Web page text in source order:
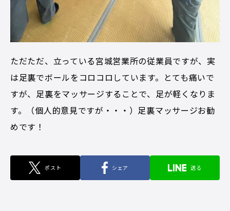
ただただ、立っている宮城営業所の従業員ですが、実
は足裏でボールをコロコロしています。とても痛いで
すが、足裏をマッサージすることで、足が軽くなりま
す。（個人的意見ですが・・・）足裏マッサージお勧
めです！
ポスト シェア 送る